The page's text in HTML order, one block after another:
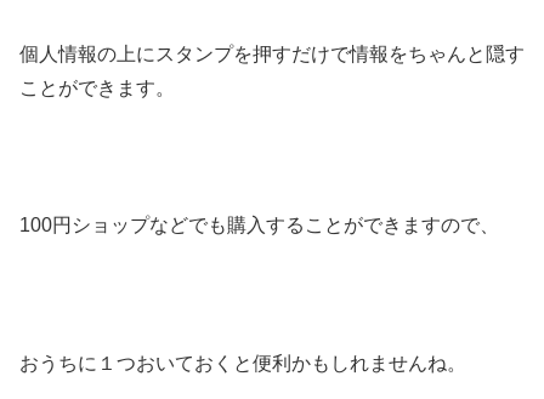
個人情報の上にスタンプを押すだけで情報をちゃんと隠す
ことができます。
100円ショップなどでも購入することができますので、
おうちに１つおいておくと便利かもしれませんね。